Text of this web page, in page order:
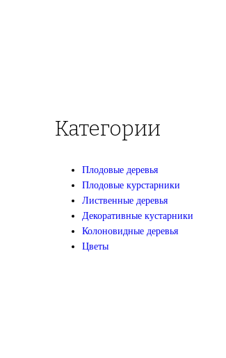
Категории
Плодовые деревья
Плодовые курстарники
Лиственные деревья
Декоративные кустарники
Колоновидные деревья
Цветы